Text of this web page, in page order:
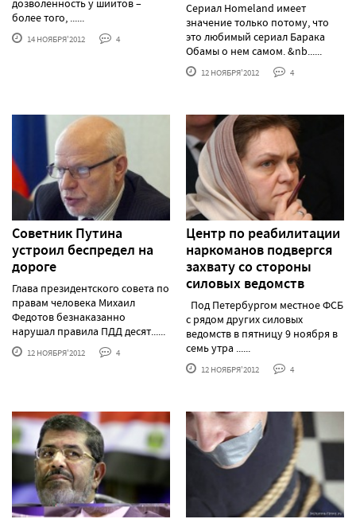
дозволенность у шиитов –
более того, ......
14 НОЯБРЯ'2012 4
Сериал Homeland имеет
значение только потому, что
это любимый сериал Барака
Обамы о нем самом. &nb......
12 НОЯБРЯ'2012 4
Советник Путина
устроил беспредел на
дороге
Глава президентского совета по
правам человека Михаил
Федотов безнаказанно
нарушал правила ПДД десят......
12 НОЯБРЯ'2012 4
Центр по реабилитации
наркоманов подвергся
захвату со стороны
силовых ведомств
Под Петербургом местное ФСБ
с рядом других силовых
ведомств в пятницу 9 ноября в
семь утра ......
12 НОЯБРЯ'2012 4